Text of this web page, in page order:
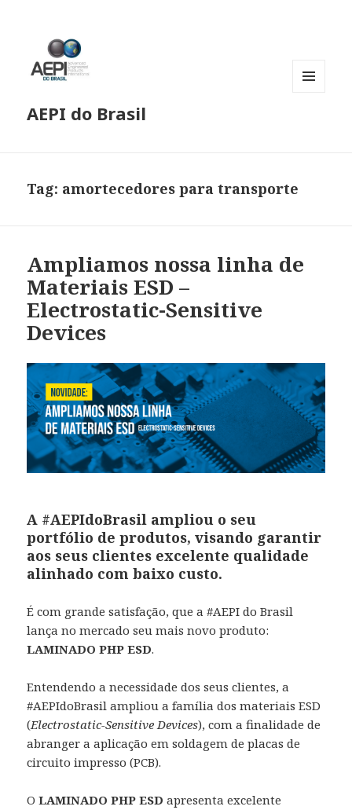
AEPI do Brasil
Tag: amortecedores para transporte
Ampliamos nossa linha de
Materiais ESD –
Electrostatic-Sensitive
Devices
A #AEPIdoBrasil ampliou o seu
portfólio de produtos, visando garantir
aos seus clientes excelente qualidade
alinhado com baixo custo.
É com grande satisfação, que a #AEPI do Brasil
lança no mercado seu mais novo produto:
LAMINADO PHP ESD.
Entendendo a necessidade dos seus clientes, a
#AEPIdoBrasil ampliou a família dos materiais ESD
(Electrostatic-Sensitive Devices), com a finalidade de
abranger a aplicação em soldagem de placas de
circuito impresso (PCB).
OLAMINADO PHP ESD apresenta excelente